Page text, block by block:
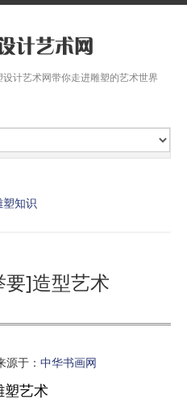
计艺术网带你走进雕塑的艺术世界
塑知识
]造型艺术
于： 中华书画网
塑艺术